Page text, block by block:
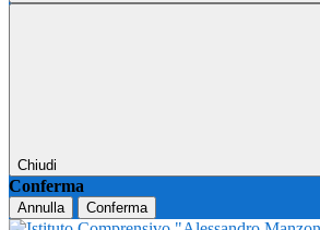
Chiudi
Conferma
Annulla Conferma